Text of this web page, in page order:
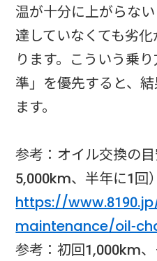
温が十分に上がらな
達していなくても劣
ります。こういう乗
準」を優先すると、
ます。
参考：オイル交換の
5,000km、半年に1回）
https://
maintenance/oil-
参考：初回1,000km